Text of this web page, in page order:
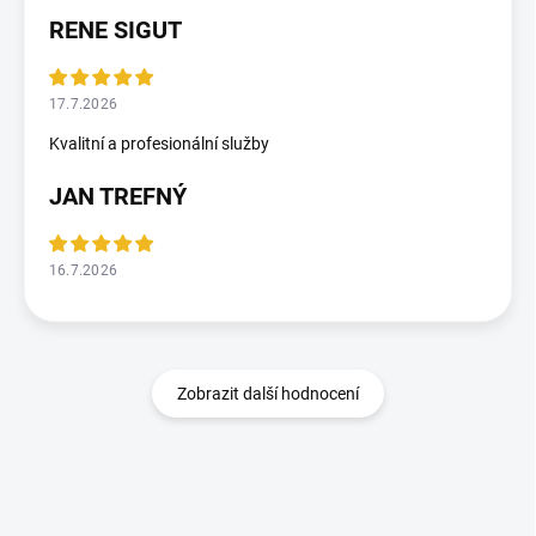
RENE SIGUT
17.7.2026
Kvalitní a profesionální služby
JAN TREFNÝ
16.7.2026
Zobrazit další hodnocení